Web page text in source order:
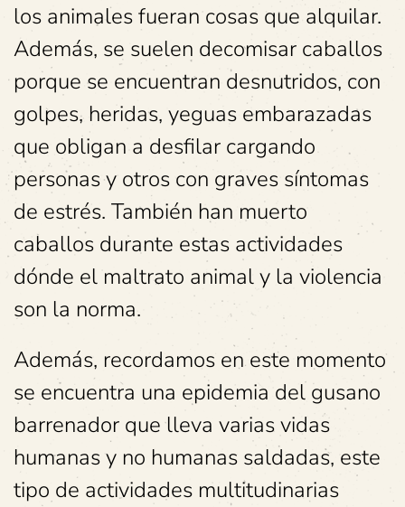
los animales fueran cosas que alquilar.
Además, se suelen decomisar caballos
porque se encuentran desnutridos, con
golpes, heridas, yeguas embarazadas
que obligan a desfilar cargando
personas y otros con graves síntomas
de estrés. También han muerto
caballos durante estas actividades
dónde el maltrato animal y la violencia
son la norma.
Además, recordamos en este momento
se encuentra una epidemia del gusano
barrenador que lleva varias vidas
humanas y no humanas saldadas, este
tipo de actividades multitudinarias